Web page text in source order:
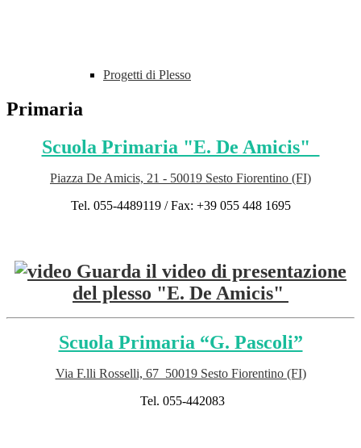
Progetti di Plesso
Primaria
Scuola Primaria "E. De Amicis"
Piazza De Amicis, 21 - 50019 Sesto Fiorentino (FI)
Tel. 055-4489119 / Fax: +39 055 448 1695
Guarda il video di presentazione
del plesso "E. De Amicis"
Scuola Primaria “G. Pascoli”
Via F.lli Rosselli, 67 50019 Sesto Fiorentino (FI)
Tel. 055-442083